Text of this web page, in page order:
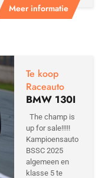
Meer informatie
Te koop
Raceauto
BMW 130I
The champ is
up for sale!!!!!
Kampioensauto
BSSC 2025
algemeen en
klasse 5 te